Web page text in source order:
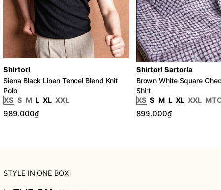
Shirtori
Siena Black Linen Tencel Blend Knit
Polo
XS S M L XL XXL
989.000₫
Shirtori Sartoria
Brown White Square
Shirt
XS S M L XL XXL
899.000₫
STYLE IN ONE BOX